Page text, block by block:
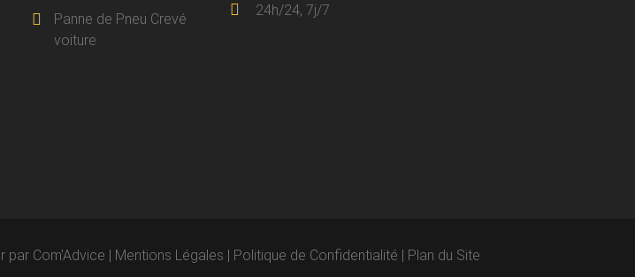
Panne de Pneu Crevé
voiture
24h/24, 7j/7
par Com'Advice | Mentions Légales | Politique de Confidentialité | Plan du Site